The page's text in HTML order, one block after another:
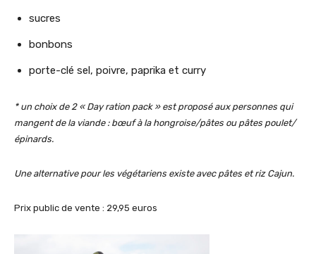
sucres
bonbons
porte-clé sel, poivre, paprika et curry
*un choix de 2 « Day ration pack » est proposé aux personnes qui
mangent de la viande : bœuf à la hongroise/pâtes ou pâtes poulet/
épinards.
Une alternative pour les végétariens existe avec pâtes et riz Cajun.
Prix public de vente : 29,95 euros